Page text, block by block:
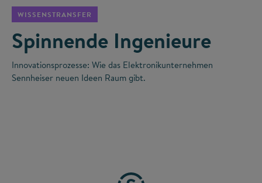
WISSENSTRANSFER
Spinnende Ingenieure
Innovationsprozesse: Wie das Elektronikunternehmen
Sennheiser neuen Ideen Raum gibt.